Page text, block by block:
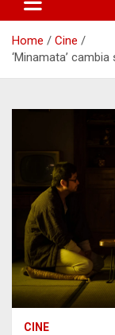
Home
Cine
‘Minamata’
CINE